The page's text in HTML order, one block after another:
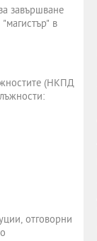
завършване
в
(НКПД
отговорни